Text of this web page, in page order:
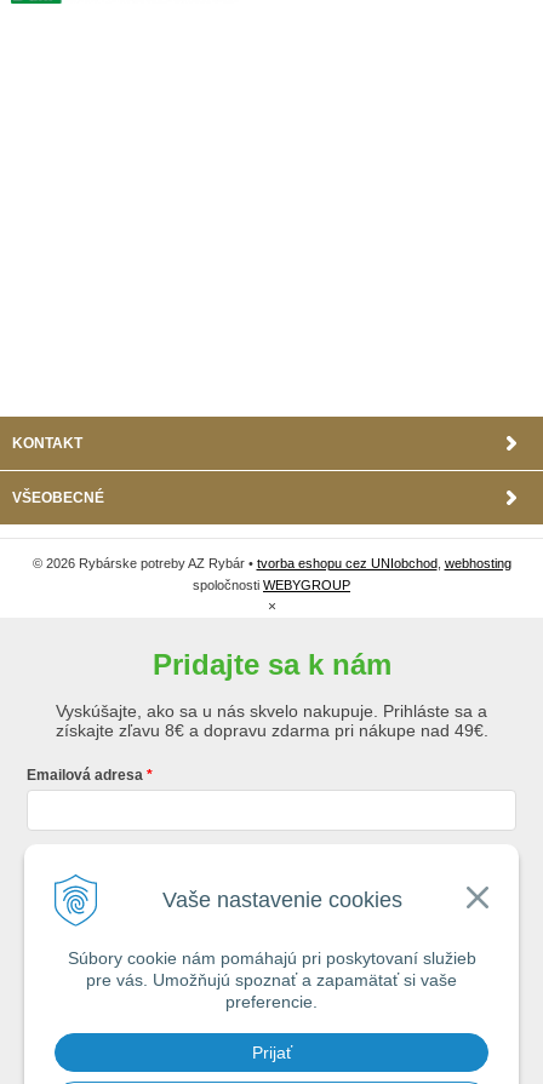
Vaše nastavenie cookies
Súbory cookie nám pomáhajú pri poskytovaní služieb
pre vás. Umožňujú spoznať a zapamätať si vaše
preferencie.
Prijať
KONTAKT
VŠEOBECNÉ
© 2026 Rybárske potreby AZ Rybár • tvorba eshopu cez UNIobchod, webhosting
spoločnosti WEBYGROUP
×
Pridajte sa k nám
Vyskúšajte, ako sa u nás skvelo nakupuje. Prihláste sa a
získajte zľavu 8€ a dopravu zdarma pri nákupe nad 49€.
Emailová adresa
Registráciou súhlasíte sovšeobecnými obchodnými podmienkami AZ
s.r.o.
Spamovať vás nebudeme. Max. 2x týždenne vám pošleme e-mail s tipmi